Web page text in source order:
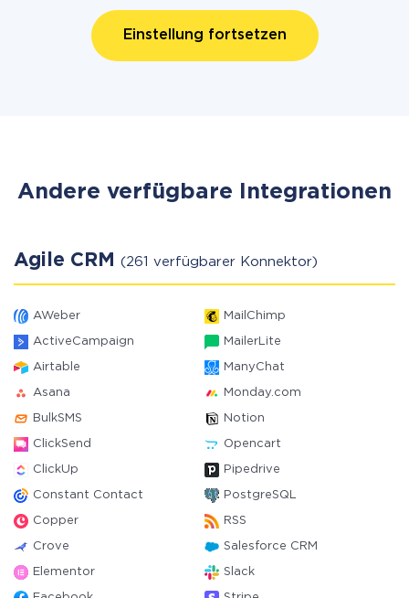
Einstellung fortsetzen
Andere verfügbare Integrationen
Agile CRM (261 verfügbarer Konnektor)
AWeber MailChimp
ActiveCampaign MailerLite
Airtable ManyChat
Asana Monday.com
BulkSMS Notion
ClickSend Opencart
ClickUp Pipedrive
Constant Contact PostgreSQL
Copper RSS
Crove Salesforce CRM
Elementor Slack